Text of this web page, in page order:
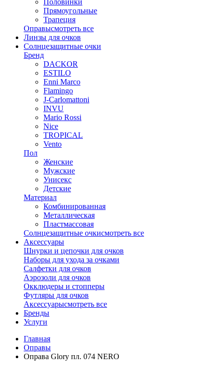
Прямоугольные
Трапеция
Оправысмотреть все
Линзы для очков
Солнцезащитные очки
Бренд
DACKOR
ESTILO
Enni Marco
Flamingo
J-Carlomattoni
INVU
Mario Rossi
Nice
TROPICAL
Vento
Пол
Женские
Мужские
Унисекс
Детские
Материал
Комбинированная
Металлическая
Пластмассовая
Солнцезащитные очкисмотреть все
Аксессуары
Шнурки и цепочки для очков
Наборы для ухода за очками
Салфетки для очков
Аэрозоли для очков
Окклюдеры и стопперы
Футляры для очков
Аксессуарысмотреть все
Бренды
Услуги
Главная
Оправы
Оправа Glory пл. 074 NERO